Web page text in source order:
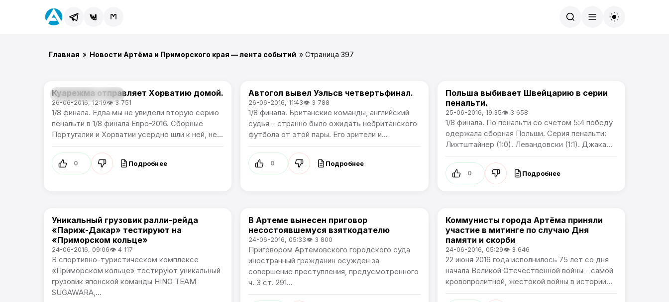
Главная » Новости Артёма и Приморского края — лента событий » Страница 397
Чемпионат Европы
Куарежма отправляет Хорватию домой.
26-06-2016, 12:19👁 3 751
1/8 финала. Едва мы не увидели вторую серию
пенальти в 1/8 финала Евро-2016. Сборные
Португалии и Хорватии усердно шли к ней, не...
0 Подробнее
Чемпионат Европы
Автогол вывел Уэльсв четвертьфинал.
26-06-2016, 11:43👁 3 788
1/8 финала. Британские команды, английский
судья – странно было ожидать небританского
футбола от этой пары. Его зрители и...
0 Подробнее
Чемпионат Европы
Польша выбивает Швейцарию в серии
пенальти.
25-06-2016, 19:35👁 3 658
1/8 финала. По пенальти со счетом 5:4 победу
одержала сборная Польши. Серия пенальти:
Лихтштайнер (1:0). Левандовски (1:1). Джака...
0 Подробнее
Спорт
Уникальный грузовик ралли-рейда
«Париж-Дакар» тестируют на
«Приморском кольце»
24-06-2016, 09:06👁 4 117
В спортивно-туристическом комплексе
«Приморском кольце» тестируют уникальный
грузовик японской команды HINO TEAM
SUGAWARA,...
Происшествия
В Артеме вынесен приговор
несостоявшемуся взяткодателю
24-06-2016, 05:33👁 3 800
Приговором Артемовского городского суда
иностранный гражданин осужден за
совершение преступления, предусмотренного
ч. 3 ст. 291...
Новости Артёма
Коммунисты города Артёма приняли
участие в митинге по случаю Дня
памяти и скорби
24-06-2016, 05:29👁 3 646
22 июня 2016 года исполнилось 75 лет со дня
начала Великой Отечественной войны - самой
кровопролитной, жестокой войны в истории...